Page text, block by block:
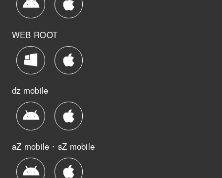
WEB ROOT
dz mobile
aZ mobile・sZ mobile